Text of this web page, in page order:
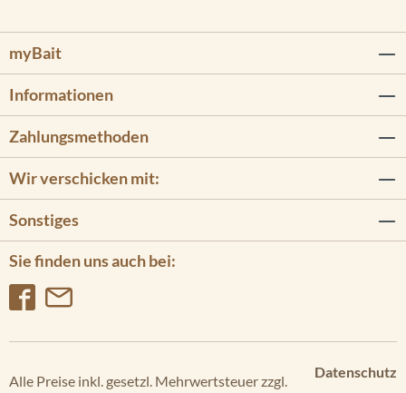
myBait
Informationen
Sie finden uns auch bei:
Zahlungsmethoden
Wir verschicken mit:
Sonstiges
Datenschutz
Alle Preise inkl. gesetzl. Mehrwertsteuer zzgl.